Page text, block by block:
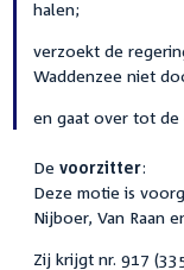
halen;
verzoekt de
Waddenzee niet
en gaat over tot de
De voorzitter:
Deze motie is
Nijboer, Van Raan
Zij krijgt nr. 917